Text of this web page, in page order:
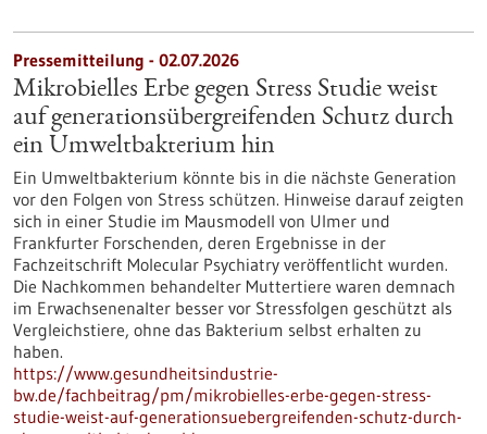
Pressemitteilung - 02.07.2026
Mikrobielles Erbe gegen Stress Studie weist
auf generationsübergreifenden Schutz durch
ein Umweltbakterium hin
Ein Umweltbakterium könnte bis in die nächste Generation
vor den Folgen von Stress schützen. Hinweise darauf zeigten
sich in einer Studie im Mausmodell von Ulmer und
Frankfurter Forschenden, deren Ergebnisse in der
Fachzeitschrift Molecular Psychiatry veröffentlicht wurden.
Die Nachkommen behandelter Muttertiere waren demnach
im Erwachsenenalter besser vor Stressfolgen geschützt als
Vergleichstiere, ohne das Bakterium selbst erhalten zu
haben.
https://www.gesundheitsindustrie-
bw.de/fachbeitrag/pm/mikrobielles-erbe-gegen-stress-
studie-weist-auf-generationsuebergreifenden-schutz-durch-